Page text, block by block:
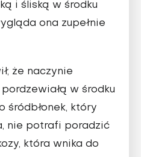
i śliską w środku
ona zupełnie
że naczynie
w środku
śródbłonek, który
nie potrafi poradzić
która wnika do